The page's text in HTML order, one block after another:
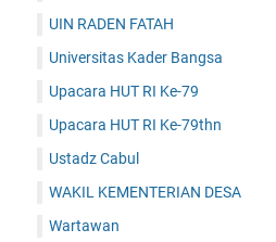
UIN RADEN FATAH
Universitas Kader Bangsa
Upacara HUT RI Ke-79
Upacara HUT RI Ke-79thn
Ustadz Cabul
WAKIL KEMENTERIAN DESA
Wartawan